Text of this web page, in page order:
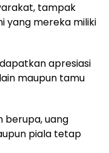
tampak
yang mereka miliki
apresiasi
maupun tamu
berupa, uang
piala tetap